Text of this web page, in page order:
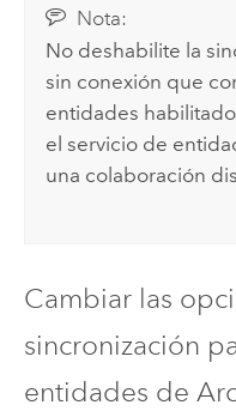
Nota:
No deshabilite la
sin conexión que
entidades
el servicio de
una colaboración
Cambiar las
sincronización
entidades de